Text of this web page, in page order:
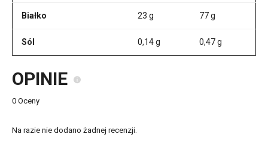
Białko 23 g 77 g
Sól 0,14 g 0,47 g
OPINIE
0 Oceny
Na razie nie dodano żadnej recenzji.